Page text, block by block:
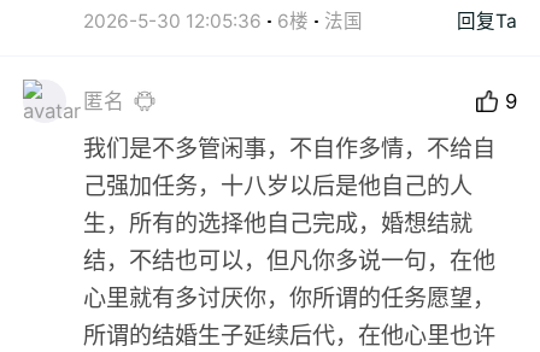
2026-5-30 12:05:36 6楼 法国 回复Ta
匿名 9
我们是不多管闲事，不自作多情，不给自
己强加任务，十八岁以后是他自己的人
生，所有的选择他自己完成，婚想结就
结，不结也可以，但凡你多说一句，在他
心里就有多讨厌你，你所谓的任务愿望，
所谓的结婚生子延续后代，在他心里也许